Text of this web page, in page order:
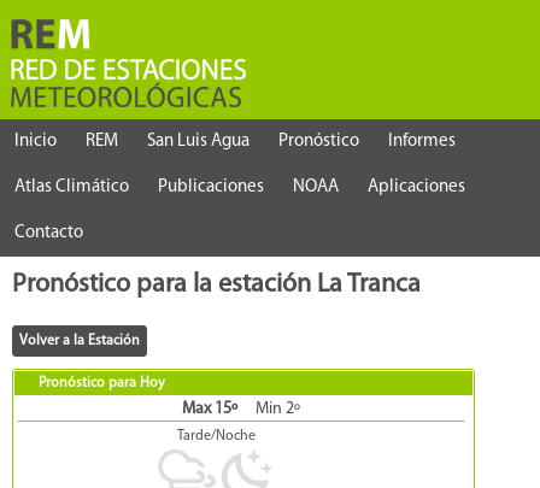
Inicio REM San Luis Agua Pronóstico Informes
Atlas Climático Publicaciones NOAA Aplicaciones
Contacto
Pronóstico para la estación La Tranca
Pronóstico para Hoy
Max 15º Min 2º
Tarde/Noche